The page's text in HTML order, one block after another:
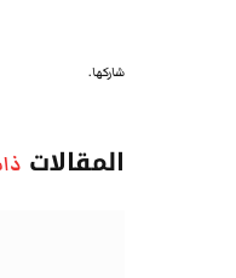
شاركها.
المقالات